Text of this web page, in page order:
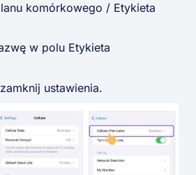
komórkowego / Etykieta
w polu Etykieta
ustawienia.